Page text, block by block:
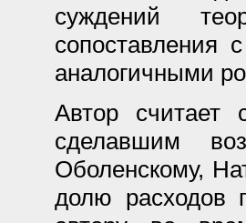
суждений
сопоставления
аналогичными
Автор считает
сделавшим
Оболенскому,
долю расходов